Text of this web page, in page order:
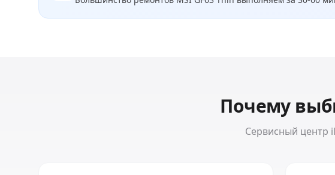
Почему
Сервисный центр